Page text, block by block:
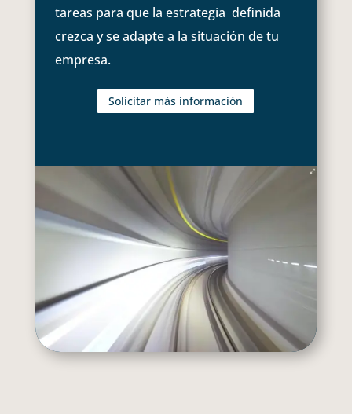
tareas para que la estrategia definida
crezca y se adapte a la situación de tu
empresa.
Solicitar más información